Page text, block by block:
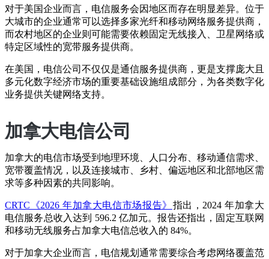
对于美国企业而言，电信服务会因地区而存在明显差异。位于
大城市的企业通常可以选择多家光纤和移动网络服务提供商，
而农村地区的企业则可能需要依赖固定无线接入、卫星网络或
特定区域性的宽带服务提供商。
在美国，电信公司不仅仅是通信服务提供商，更是支撑庞大且
多元化数字经济市场的重要基础设施组成部分，为各类数字化
业务提供关键网络支持。
加拿大电信公司
加拿大的电信市场受到地理环境、人口分布、移动通信需求、
宽带覆盖情况，以及连接城市、乡村、偏远地区和北部地区需
求等多种因素的共同影响。
CRTC《2026 年加拿大电信市场报告》 指出，2024 年加拿大
电信服务总收入达到 596.2 亿加元。报告还指出，固定互联网
和移动无线服务占加拿大电信总收入的 84%。
对于加拿大企业而言，电信规划通常需要综合考虑网络覆盖范